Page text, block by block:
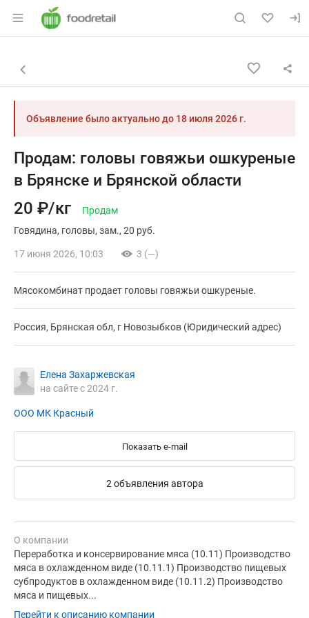
Раздел навигации по сайту
Объявление: Продам: головы
Навигация и управление объявлением
Назад к списку объявлений
Объявление было актуально до 18 июля 2026 г.
Продам: головы говяжьи ошкуреные
в Брянске и Брянской области
20 ₽/кг
Продам
Говядина головы зам. 20 руб.
17 июня 2026, 10:03 3 (—)
Мясокомбинат продает головы говяжьи ошкуреные.
Россия, Брянская обл, г Новозыбков (Юридический адрес)
Елена Захаржевская
на сайте с 2024 г.
ООО МК Красный
Показать e-mail
2 объявления автора
О компании
Переработка и консервирование мяса (10.11) Производство
мяса в охлажденном виде (10.11.1) Производство пищевых
субпродуктов в охлажденном виде (10.11.2) Производство
мяса и пищевых...
Перейти к описанию компании